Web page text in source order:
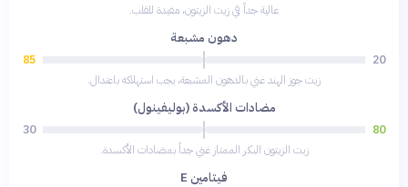
عالية جداً في زيت الزيتون، مفيدة للقلب.
دهون مشبعة
20
85
زيت جوز الهند غني بالدهون المشبعة، يجب استهلاكه باعتدال.
مضادات الأكسدة (بوليفينول)
80
30
زيت الزيتون البكر الممتاز غني جداً بمضادات الأكسدة.
فيتامين E